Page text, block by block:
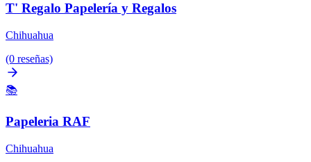
T' Regalo Papelería y Regalos
Chihuahua
(0 reseñas)
📚
Papeleria RAF
Chihuahua